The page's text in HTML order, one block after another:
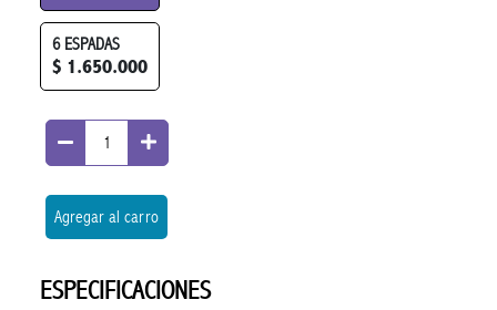
6 ESPADAS
$ 1.650.000
Agregar al carro
ESPECIFICACIONES